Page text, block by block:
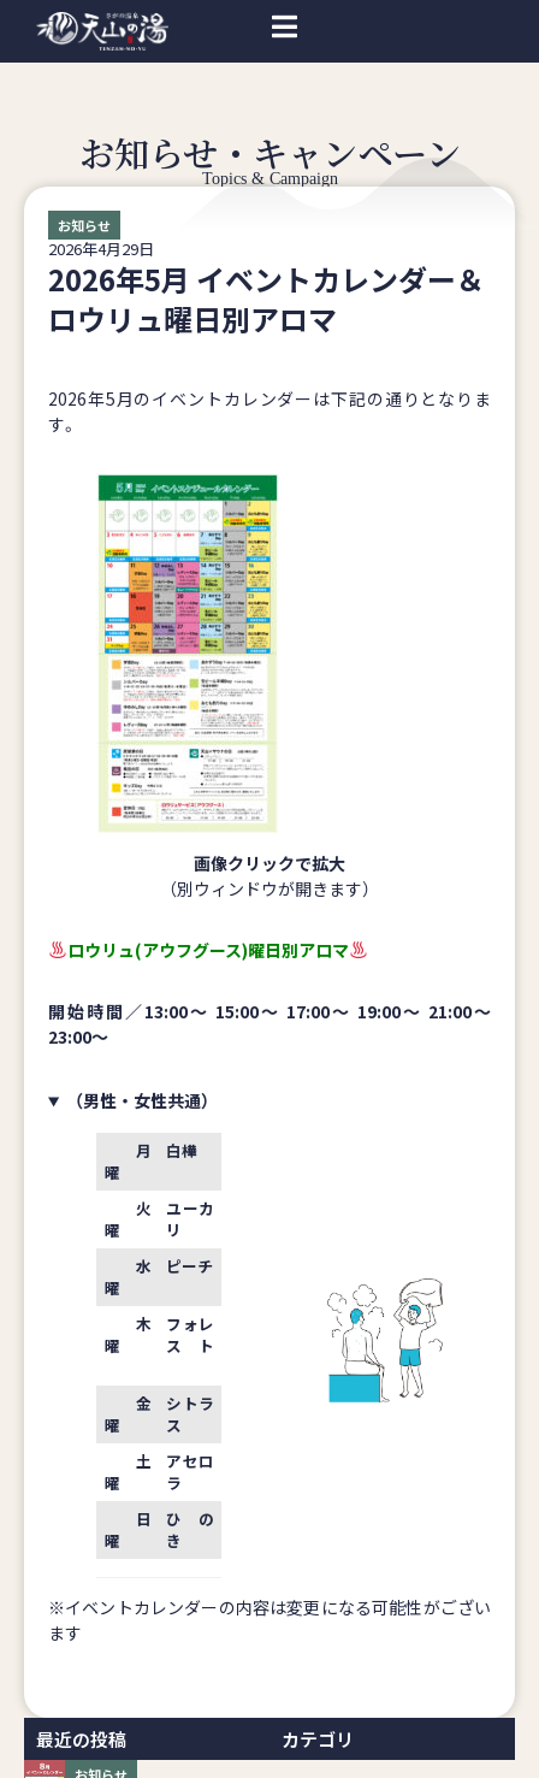
お知らせ・キャンペーン
Topics & Campaign
お知らせ
2026年4月29日
2026年5月 イベントカレンダー＆
ロウリュ曜日別アロマ
2026年5月のイベントカレンダーは下記の通りとなりま
す。
画像クリックで拡大
（別ウィンドウが開きます）
ロウリュ(アウフグース)曜日別アロマ
開始時間／13:00～ 15:00～ 17:00～ 19:00～ 21:00～
23:00～
（男性・女性共通）
月
曜
白樺
火
曜
ユーカ
リ
水
曜
ピーチ
木
曜
フォレ
スト
金
曜
シトラ
ス
土
曜
アセロ
ラ
日
曜
ひの
き
※イベントカレンダーの内容は変更になる可能性がござい
ます
最近の投稿 カテゴリ